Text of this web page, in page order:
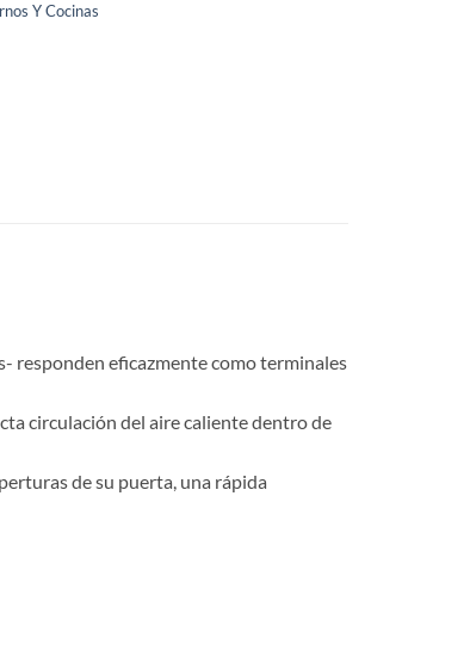
Y Cocinas
responden eficazmente como terminales
circulación del aire caliente dentro de
de su puerta, una rápida